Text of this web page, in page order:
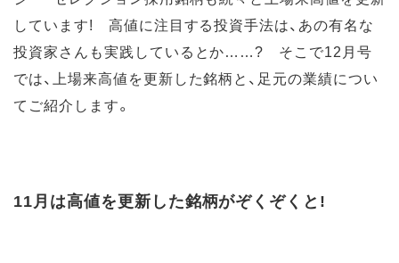
しています! 高値に注目する投資手法は、あの有名な
投資家さんも実践しているとか……? そこで12月号
では、上場来高値を更新した銘柄と、足元の業績につい
てご紹介します。
11月は高値を更新した銘柄がぞくぞくと!